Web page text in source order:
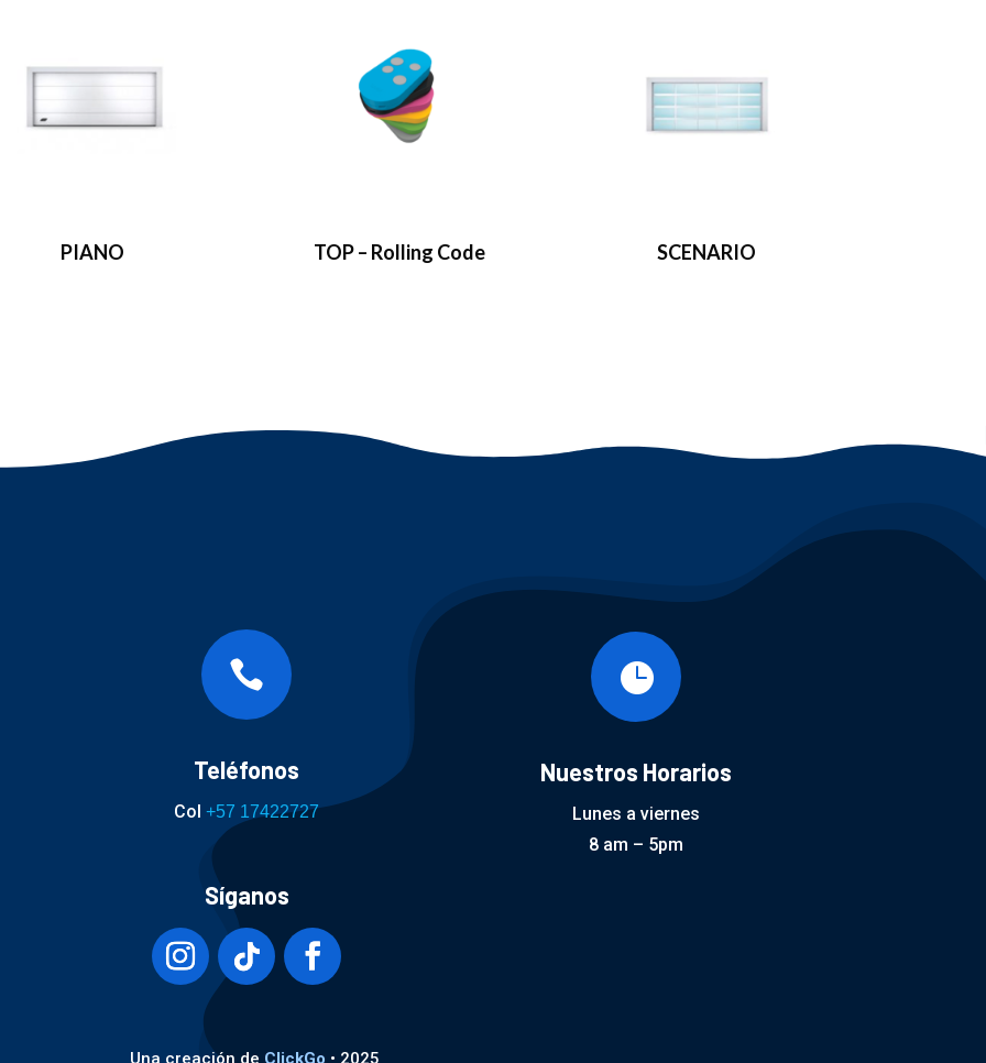
PIANO TOP – Rolling Code SCENARIO

Teléfonos
Col +57 17422727

Nuestros Horarios
Lunes a viernes
8 am – 5pm
Síganos
Una creación de ClickGo • 2025